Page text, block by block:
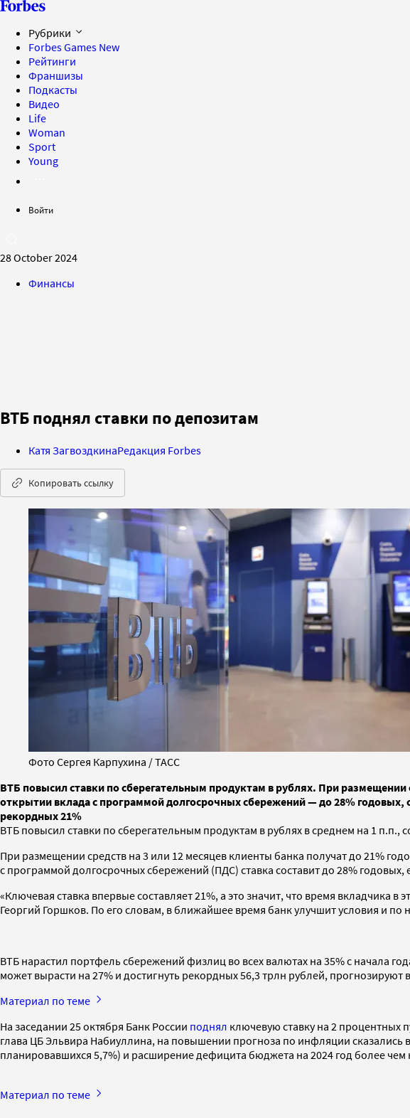
Рубрики
Forbes Games New
Рейтинги
Франшизы
Подкасты
Видео
Life
Woman
Sport
Young
Войти
28 October 2024
Финансы
ВТБ поднял ставки по депозитам
Катя ЗагвоздкинаРедакция Forbes
Копировать ссылку
Фото Сергея Карпухина / ТАСС
ВТБ повысил ставки по сберегательным продуктам в рублях. При
открытии вклада с программой долгосрочных сбережений — до 28%
рекордных 21%
ВТБ повысил ставки по сберегательным продуктам в рублях в среднем на 1 п.п.,
При размещении средств на 3 или 12 месяцев клиенты банка получат до 21%
с программой долгосрочных сбережений (ПДС) ставка составит до 28%
«Ключевая ставка впервые составляет 21%, а это значит, что время вкладчика
Георгий Горшков. По его словам, в ближайшее время банк улучшит условия и по
ВТБ нарастил портфель сбережений физлиц во всех валютах на 35% с начала
может вырасти на 27% и достигнуть рекордных 56,3 трлн рублей,
Материал по теме
На заседании 25 октября Банк России поднял ключевую ставку на 2 процентных
глава ЦБ Эльвира Набиуллина, на повышении прогноза по инфляции сказались
планировавшихся 5,7%) и расширение дефицита бюджета на 2024 год более
Материал по теме